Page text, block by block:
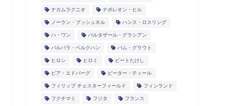
ナカムラクニオ ナポレオン・ヒル
ノーラン・ブッシュネル ハンス・ロスリング
ハ・ワン バルタザール・グラシアン
バルバラ・ベルクハン パム・グラウト
ヒロシ ヒロミ ビートたけし
ピア・エドバーグ ピーター・ティール
フィリップ チェスターフィールド フィンランド
フクチマミ フジタ フランス